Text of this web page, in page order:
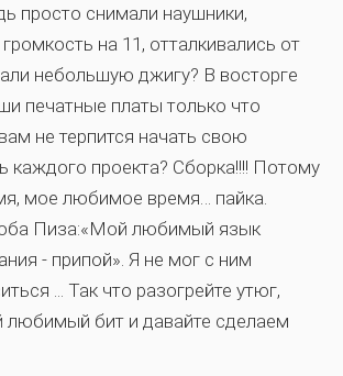
просто снимали наушники,
на 11, отталкивались от
небольшую джигу? В восторге
печатные платы только что
не терпится начать свою
каждого проекта? Сборка!!!! Потому
мое любимое время… пайка.
Пиза:«Мой любимый язык
- припой». Я не мог с ним
... Так что разогрейте утюг,
любимый бит и давайте сделаем